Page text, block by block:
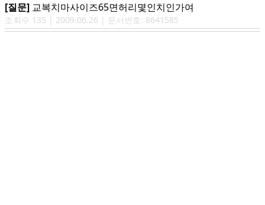
[질문] 교복치마사이즈65면허리몇인치인가여
조회수 135 | 2009.06.26 | 문서번호: 8641585